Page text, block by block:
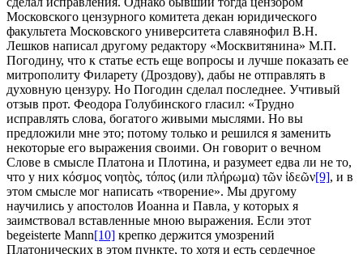
Московского цензурного комитета декан юридического
факультета Московского университета славянофил В.Н.
Лешков написал другому редактору «Москвитянина» М.П.
Погодину, что к статье есть еще вопросы и лучше показать ее
митрополиту Филарету (Дроздову), дабы не отправлять в
духовную цензуру. Но Погодин сделал последнее. Учтивый
отзыв прот. Феодора Голубинского гласил: «Трудно
исправлять слова, богатого живыми мыслями. Но вы
предложили мне это; потому только и решился я заменить
некоторые его выражения своими. Он говорит о вечном
Слове в смысле Платона и Плотина, и разумеет едва ли не то,
что у них κόσμος νοητὸς, τόπος (или πλήρωμα) τῶν ἰδεῶν[9], и в
этом смысле мог написать «творение». Мы другому
научились у апостолов Иоанна и Павла, у которых я
заимствовал вставленные мною выражения. Если этот
begeisterte Mann[10] крепко держится умозрений
Платонических в этом пункте, то хотя и есть сердечное